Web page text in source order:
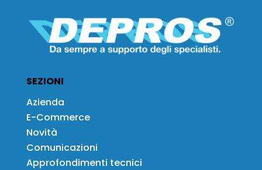
SEZIONI
Azienda
E-Commerce
Novità
Comunicazioni
Approfondimenti tecnici